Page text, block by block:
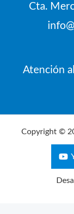
Cta.
Atención
Copyright ©